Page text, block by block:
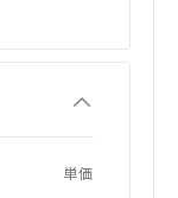
単価